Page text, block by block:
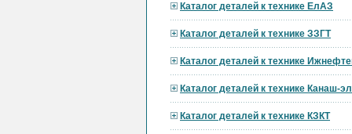
Каталог деталей к технике ЕлАЗ
Каталог деталей к технике ЗЗГТ
Каталог деталей к технике
Каталог деталей к технике Канаш-
Каталог деталей к технике КЗКТ